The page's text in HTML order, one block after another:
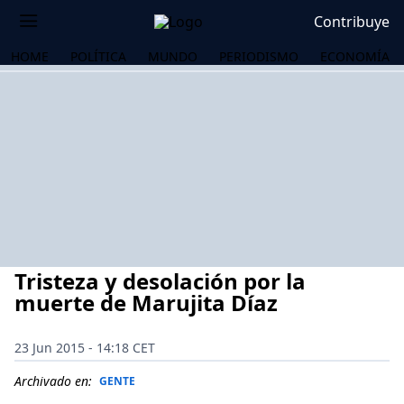
Contribuye
HOME POLÍTICA MUNDO PERIODISMO ECONOMÍA
Tristeza y desolación por la
muerte de Marujita Díaz
23 Jun 2015 - 14:18 CET
Archivado en: GENTE